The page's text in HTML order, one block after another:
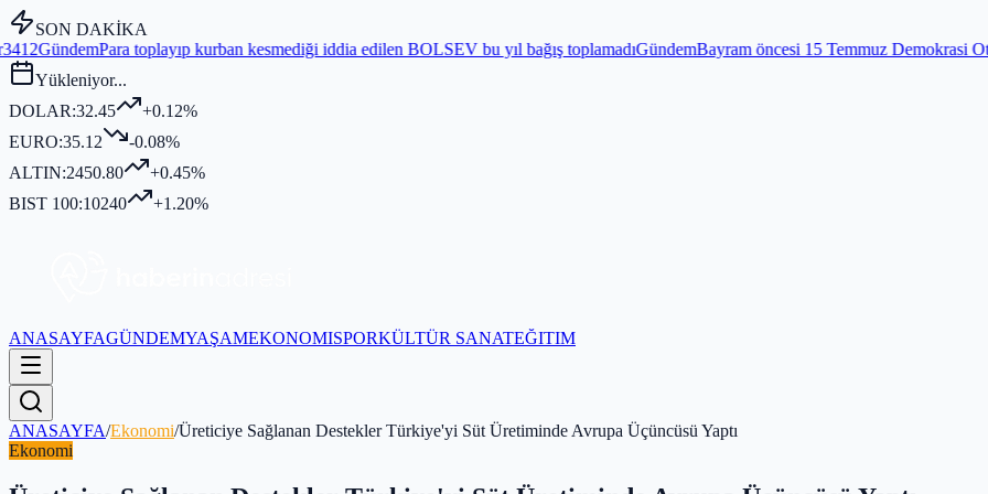
SON DAKİKA
toplayıp kurban kesmediği iddia edilen BOLSEV bu yıl bağış toplamadıGündemBayram öncesi 15 Temmuz Demokrasi Otogarı’nda sıkı
Yükleniyor...
DOLAR:32.45
+0.12%
EURO:35.12
-0.08%
ALTIN:2450.80
+0.45%
BIST 100:10240 +1.20%
ANASAYFAGÜNDEMYAŞAMEKONOMISPORKÜLTÜR SANATEĞITIM
ANASAYFA/Ekonomi/Üreticiye Sağlanan Destekler Türkiye'yi Süt Üretiminde Avrupa Üçüncüsü Yaptı
Ekonomi